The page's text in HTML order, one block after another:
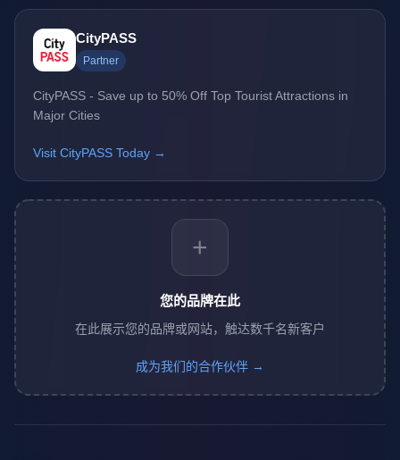
CityPASS
Partner
CityPASS - Save up to 50% Off Top Tourist Attractions in
Major Cities
Visit CityPASS Today →
+
您的品牌在此
在此展示您的品牌或网站，触达数千名新客户
成为我们的合作伙伴 →